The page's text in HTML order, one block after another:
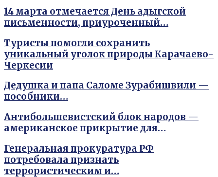
14 марта отмечается День адыгской
письменности, приуроченный…
Туристы помогли сохранить
уникальный уголок природы Карачаево-
Черкесии
Дедушка и папа Саломе Зурабишвили —
пособники…
Антибольшевистский блок народов —
американское прикрытие для…
Генеральная прокуратура РФ
потребовала признать
террористическим и…